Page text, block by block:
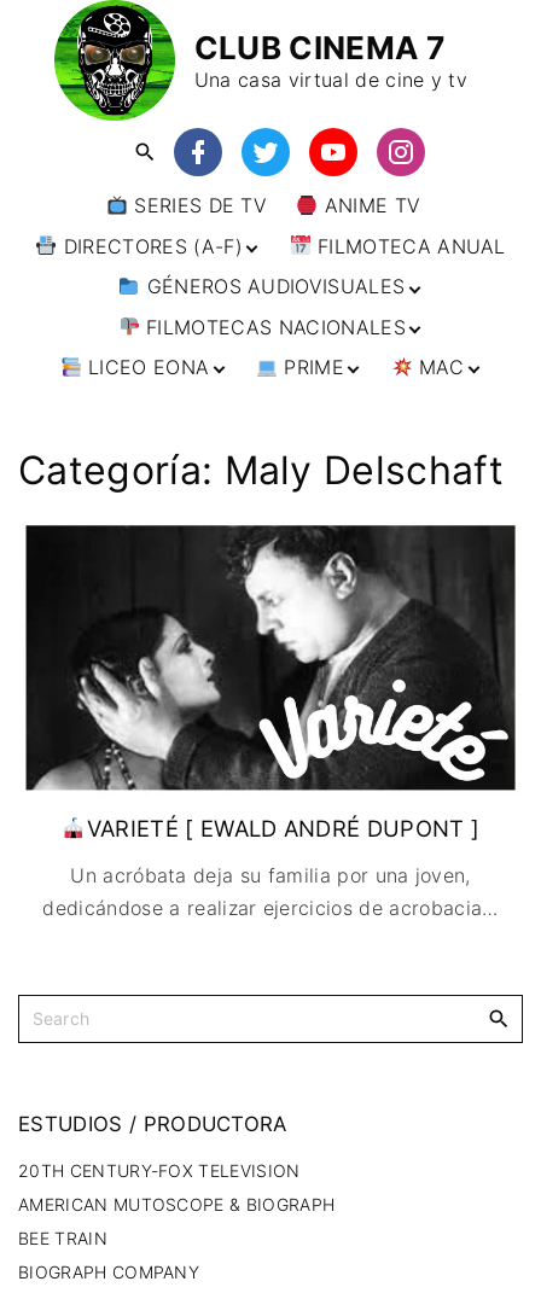
CLUB CINEMA 7
Una casa virtual de cine y tv
SERIES DE TV
ANIME TV
DIRECTORES (A-F)
DIRECTORES (F-L)
DIRECTORES (L-
W)
FILMOTECA ANUAL
GÉNEROS AUDIOVISUALES
ANIMACIÓN
ARTES MARCIALES
CINE DOCUMENTAL
ESPIONAJE
COMEDIA
ÉPICO / MITOLÓGICO
EXPERIMENTOS
FANTÁSTICO
MUSICAL
TERROR
WESTERN / CHAMBARA
FILMOTECAS NACIONALES
AFRICA
BRASIL
CHILE
ESTADOS UNIDOS
URUGUAY
ASIA
INDIA
JAPÓN
RUSIA
EUROPA
ALEMANIA
AUSTRIA
DINAMARCA
ESPAÑA
FRANCIA
ITALIA
PAISES BAJOS
REINO UNIDO
SUECIA
OCEANIA AUSTRALIA
LICEO EONA
TALLERES
ONLINE
IMAGEN & VIDEO
DISEÑO WEB
CONTACTO
TARJETA
DIGITAL
PRIME
IMPRESCINDIBLES
MAC
ANIME
🗨 CÓMICS
Categoría: Maly Delschaft
VARIETÉ [ EWALD ANDRÉ DUPONT ]
Un acróbata deja su familia por una joven,
dedicándose a realizar ejercicios de acrobacia…
ESTUDIOS / PRODUCTORA
20TH CENTURY-FOX TELEVISION
AMERICAN MUTOSCOPE & BIOGRAPH
BEE TRAIN
BIOGRAPH COMPANY